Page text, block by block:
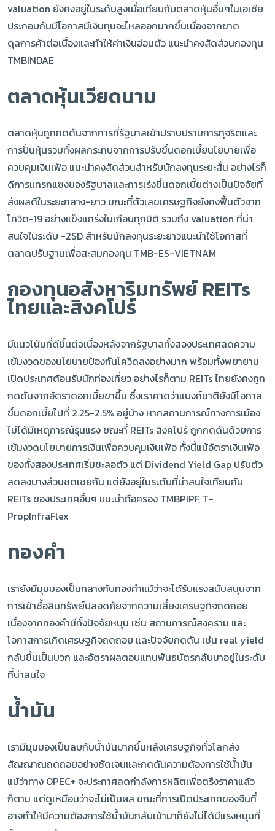
valuation ยังคงอยู่ในระดับสูงเมื่อเทียบกับตลาดหุ้นอื่นๆในเอเชีย
ประกอบกับมีโอกาสมีเงินทุนจะไหลออกมากขึ้นเนื่องจากขาด
ดุลการค้าต่อเนื่องและทำให้ค่าเงินอ่อนตัว แนะนำคงสัดส่วนกองทุน
TMBINDAE
ตลาดหุ้นเวียดนาม
ตลาดหุ้นถูกกดดันจากการที่รัฐบาลเข้าปราบปรามการทุจริตและ
การปั่นหุ้นรวมทั้งผลกระทบจากการปรับขึ้นดอกเบี้ยนโยบายเพื่อ
ควบคุมเงินเฟ้อ แนะนำคงสัดส่วนสำหรับนักลงทุนระยะสั้น อย่างไรก็
ดีการแทรกแซงของรัฐบาลและการเร่งขึ้นดอกเบี้ยต่างเป็นปัจจัยที่
ส่งผลดีในระยะกลาง-ยาว ขณะที่ตัวเลขเศรษฐกิจยังคงฟื้นตัวจาก
โควิด-19 อย่างแข็งแกร่งในเกือบทุกมิติ รวมถึง valuation ที่น่า
สนใจในระดับ -2SD สำหรับนักลงทุนระยะยาวแนะนำใช้โอกาสที่
ตลาดปรับฐานเพื่อสะสมกองทุน TMB-ES-VIETNAM
กองทุนอสังหาริมทรัพย์ REITs
ไทยและสิงคโปร์
มีแนวโน้มที่ดีขึ้นต่อเนื่องหลังจากรัฐบาลทั้งสองประเทศลดความ
เข้มงวดของนโยบายป้องกันโควิดลงอย่างมาก พร้อมทั้งพยายาม
เปิดประเทศต้อนรับนักท่องเที่ยว อย่างไรก็ตาม REITs ไทยยังคงถูก
กดดันจากอัตราดอกเบี้ยขาขึ้น ซึ่งเราคาดว่าแบงก์ชาติยังมีโอกาส
ขึ้นดอกเบี้ยไปที่ 2.25-2.5% อยู่บ้าง หากสถานการณ์ทางการเมือง
ไม่ได้มีเหตุการณ์รุนแรง ขณะที่ REITs สิงคโปร์ ถูกกดดันด้วยการ
เข้มงวดนโยบายการเงินเพื่อควบคุมเงินเฟ้อ ทั้งนี้แม้อัตราเงินเฟ้อ
ของทั้งสองประเทศเริ่มชะลอตัว แต่ Dividend Yield Gap ปรับตัว
ลดลงบางส่วนชดเชยกัน แต่ยังอยู่ในระดับที่น่าสนใจเทียบกับ
REITs ของประเทศอื่นๆ แนะนำถือครอง TMBPIPF, T-
PropInfraFlex
ทองคำ
เรายังมีมุมมองเป็นกลางกับทองคำแม้ว่าจะได้รับแรงสนับสนุนจาก
การเข้าซื้อสินทรัพย์ปลอดภัยจากความเสี่ยงเศรษฐกิจถดถอย
เนื่องจากทองคำมีทั้งปัจจัยหนุน เช่น สถานการณ์สงคราม และ
โอกาสการเกิดเศรษฐกิจถดถอย และปัจจัยกดดัน เช่น real yield
กลับขึ้นเป็นบวก และอัตราผลตอบแทนพันธบัตรกลับมาอยู่ในระดับ
ที่น่าสนใจ
น้ำมัน
เรามีมุมมองเป็นลบกับน้ำมันมากขึ้นหลังเศรษฐกิจทั่วโลกส่ง
สัญญาณถดถอยอย่างชัดเจนและกดดันความต้องการใช้น้ำมัน
แม้ว่าทาง OPEC+ จะประกาศลดกำลังการผลิตเพื่อตรึงราคาแล้ว
ก็ตาม แต่ดูเหมือนว่าจะไม่เป็นผล ขณะที่การเปิดประเทศของจีนที่
อาจทำให้มีความต้องการใช้น้ำมันกลับเข้ามาก็ยังไม่ได้มีแรงหนุนที่